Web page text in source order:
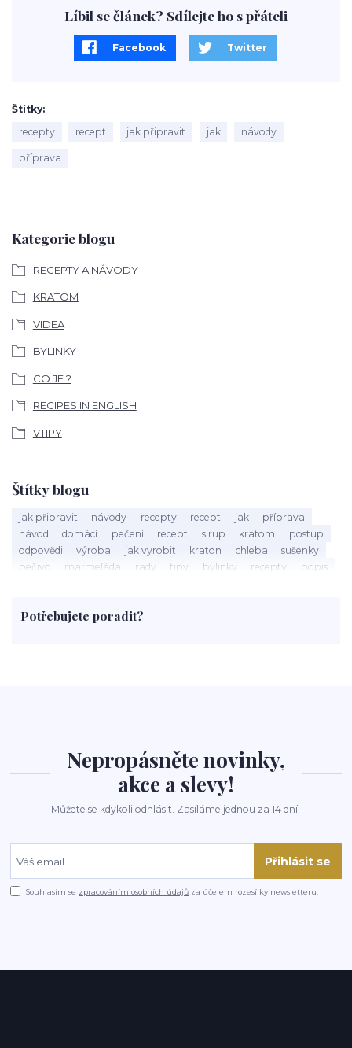
Kategorie blogu
RECEPTY A NÁVODY
KRATOM
VIDEA
BYLINKY
CO JE ?
RECIPES IN ENGLISH
VTIPY
Štítky blogu
jak připravit návody recepty recept jak
příprava
návod
domácí pečení recept sirup kratom
postup
odpovědi
výroba jak vyrobit kraton chleba
sušenky
pečivo
marmeláda rady tipy bylinky recepty
popis
rohlíky
grilování čaj
Potřebujete poradit?
Líbil se článek? Sdílejte ho s přáteli
Facebook Twitter
Štítky
recepty
recept jak připravit jak návody
příprava
Nepropásněte novinky,
akce a slevy!
Můžete se kdykoli odhlásit. Zasíláme jednou za 14 dní.
Přihlásit se
Souhlasím se zpracováním osobních údajů za účelem rozesílky newsletteru.